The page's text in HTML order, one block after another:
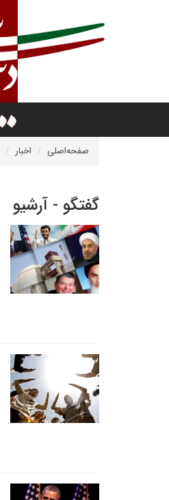
صفحه‌اصلی اخبار
گفتگو - آرشیو